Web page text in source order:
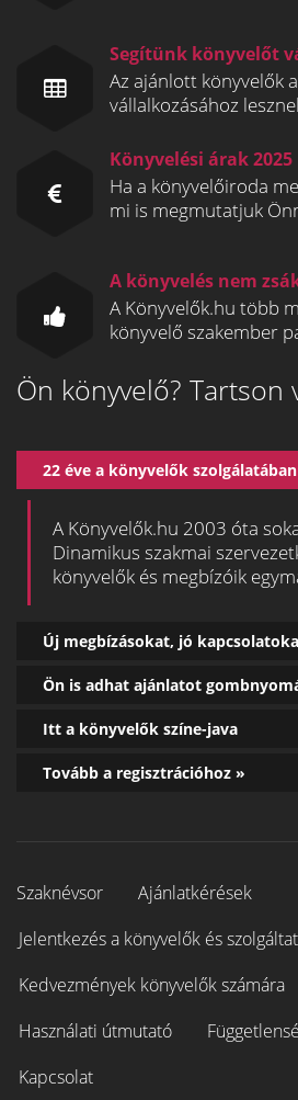
Segítünk könyvelőt
Az ajánlott könyvelők
vállalkozásához
Könyvelési árak 2025
Ha a könyvelőiroda
mi is megmutatjuk
A könyvelés nem
A Könyvelők.hu több
könyvelő szakember
Ön könyvelő? Tartson
22 éve a könyvelők szolgálatában
A Könyvelők.hu 2003 óta
Dinamikus szakmai
könyvelők és megbízóik
Új megbízásokat, jó
Ön is adhat ajánlatot
Itt a könyvelők színe-java
Tovább a regisztrációhoz »
Szaknévsor
Ajánlatkérések
Jelentkezés a könyvelők és
Kedvezmények könyvelők számára
Használati útmutató
Kapcsolat